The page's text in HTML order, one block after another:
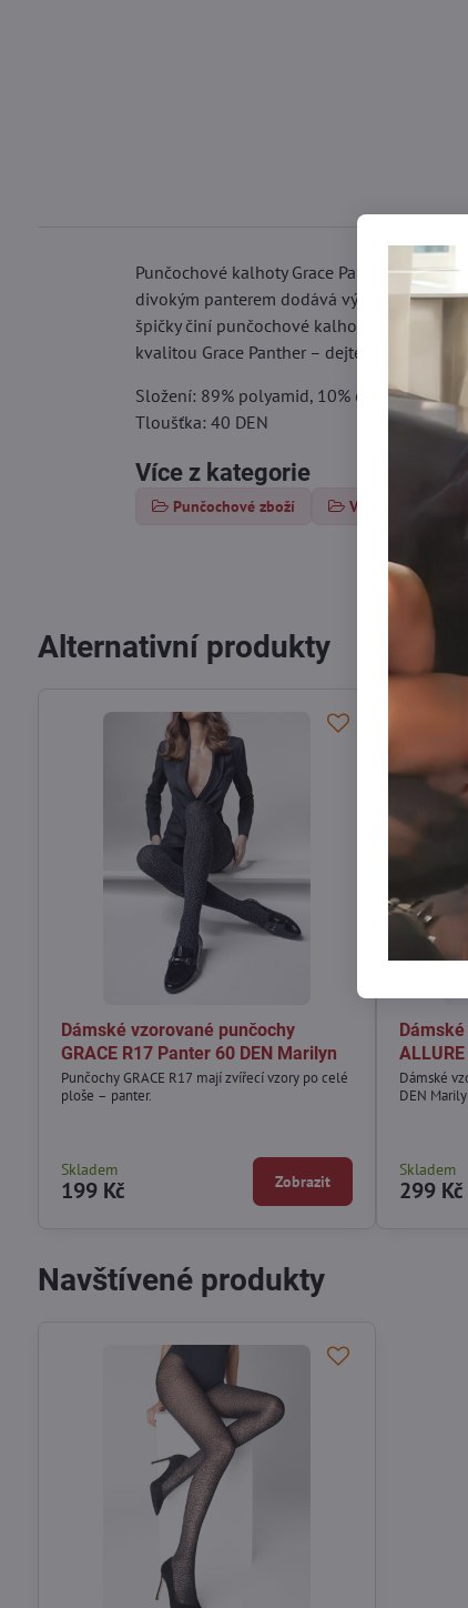
Punčochové kalhoty Grace Panther jsou
divokým panterem dodává výraznost
špičky činí punčochové kalhoty extrémně
kvalitou Grace Panther – dejte svému stylu
Složení: 89% polyamid, 10% elastan, 1%
Tloušťka: 40 DEN
Více z kategorie
Punčochové zboží Vzorované
Alternativní produkty
Dámské vzorované punčochy
GRACE R17 Panter 60 DEN Marilyn
Punčochy GRACE R17 mají zvířecí vzory po celé
ploše – panter.
Skladem
199 Kč Zobrazit
Dámské
DEN
Skladem
299 Kč
Navštívené produkty